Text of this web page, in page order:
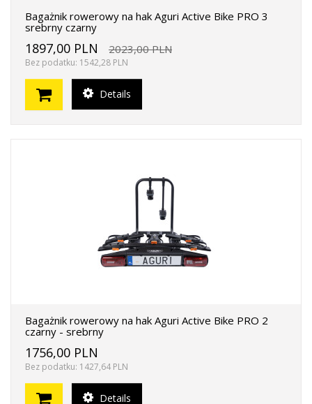
Bagażnik rowerowy na hak Aguri Active Bike PRO 3
srebrny czarny
1897,00 PLN 2023,00 PLN
Bez podatku: 1542,28 PLN
Details
Bagażnik rowerowy na hak Aguri Active Bike PRO 2
czarny - srebrny
1756,00 PLN
Bez podatku: 1427,64 PLN
Details